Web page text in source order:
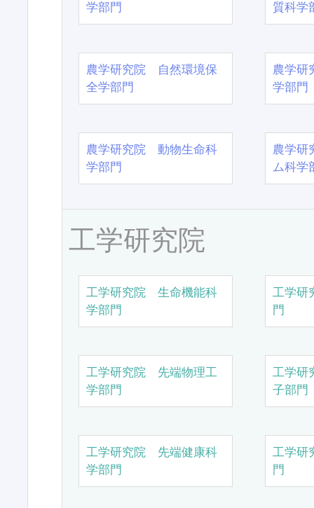
学部門
質科学
農学研究院 自然環境保
全学部門
農学
学部門
農学研究院 動物生命科
学部門
農学
ム科学
工学研究院
工学研究院 生命機能科
学部門
工学研
門
工学研究院 先端物理工
学部門
工学研
子部門
工学研究院 先端健康科
学部門
工学研
門